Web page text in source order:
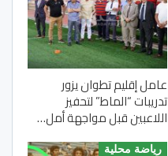
عامل إقليم تطوان يزور
تدريبات “الماط” لتحفيز
اللاعبين قبل مواجهة أمل…
رياضة محلية